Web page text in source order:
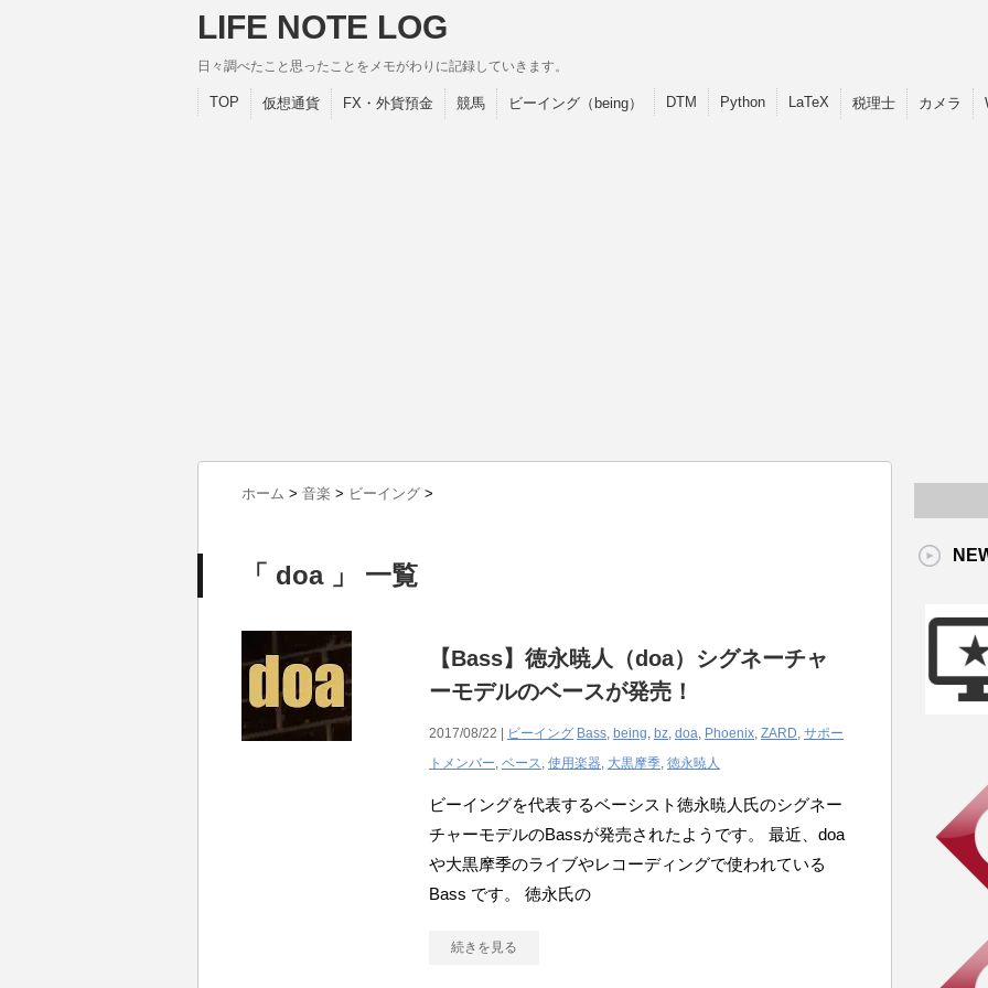
LIFE NOTE LOG
日々調べたこと思ったことをメモがわりに記録していきます。
TOP 仮想通貨 FX・外貨預金 競馬 ビーイング（being） DTM Python LaTeX 税理士 カメラ
ホーム > 音楽 > ビーイング >
「 doa 」 一覧
【Bass】徳永暁人（doa）シグネーチャ
ーモデルのベースが発売！
2017/08/22 | ビーイング Bass, being, bz, doa, Phoenix, ZARD, サポー
トメンバー, ベース, 使用楽器, 大黒摩季, 徳永暁人
ビーイングを代表するベーシスト徳永暁人氏のシグネー
チャーモデルのBassが発売されたようです。 最近、doa
や大黒摩季のライブやレコーディングで使われている
Bass です。 徳永氏の
続きを見る